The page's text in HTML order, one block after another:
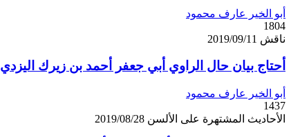
أبو الخير عارف محمود
1804
ناقش 2019/09/11
أحتاج بيان حال الراوي أبي جعفر أحمد بن زيرك اليزدي
أبو الخير عارف محمود
1437
الأحاديث المشتهرة على الألسن 2019/08/28